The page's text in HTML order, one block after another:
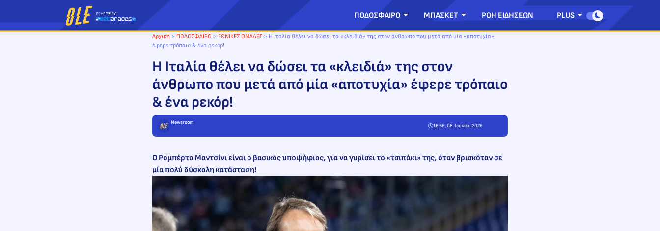
περιεχόμενο
ΠΟΔΟΣΦΑΙΡΟ ΜΠΑΣΚΕΤ ΡΟΗ ΕΙΔΗΣΕΩΝ PLUS
Αρχική > ΠΟΔΟΣΦΑΙΡΟ > ΕΘΝΙΚΕΣ ΟΜΑΔΕΣ > H Ιταλία θέλει να δώσει τα «κλειδιά» της στον άνθρωπο που μετά από μία «αποτυχία»
έφερε τρόπαιο & ένα ρεκόρ!
H Ιταλία θέλει να δώσει τα «κλειδιά» της στον
άνθρωπο που μετά από μία «αποτυχία» έφερε τρόπαιο
& ένα ρεκόρ!
Newsroom
16:56, 08. Ιουνίου 2026
Ο Ρομπέρτο Μαντσίνι είναι ο βασικός υποψήφιος, για να γυρίσει το «τσιπάκι» της, όταν βρισκόταν σε
μία πολύ δύσκολη κατάσταση!